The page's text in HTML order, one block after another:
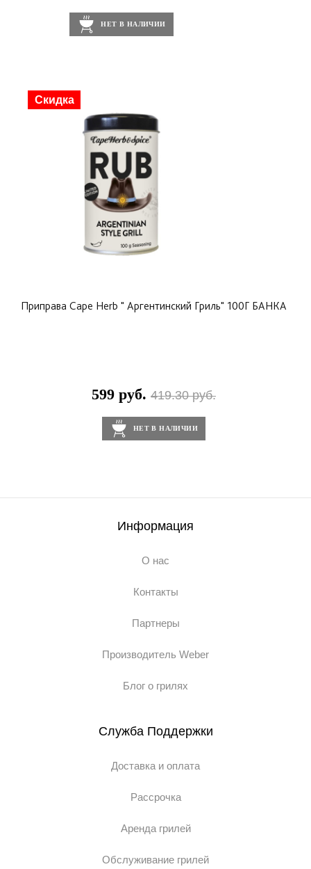
НЕТ В НАЛИЧИИ
Скидка
Приправа Cape Herb " Аргентинский Гриль" 100Г БАНКА
599 руб. 419.30 руб.
НЕТ В НАЛИЧИИ
Информация
О нас
Контакты
Партнеры
Производитель Weber
Блог о грилях
Служба Поддержки
Доставка и оплата
Рассрочка
Аренда грилей
Обслуживание грилей